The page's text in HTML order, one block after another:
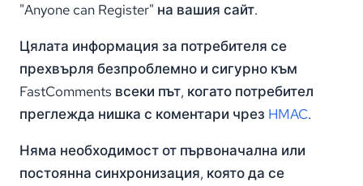
"Anyone can Register" на вашия сайт.
Цялата информация за потребителя се
прехвърля безпроблемно и сигурно към
FastComments всеки път, когато потребител
преглежда нишка с коментари чрез HMAC.
Няма необходимост от първоначална или
постоянна синхронизация, която да се